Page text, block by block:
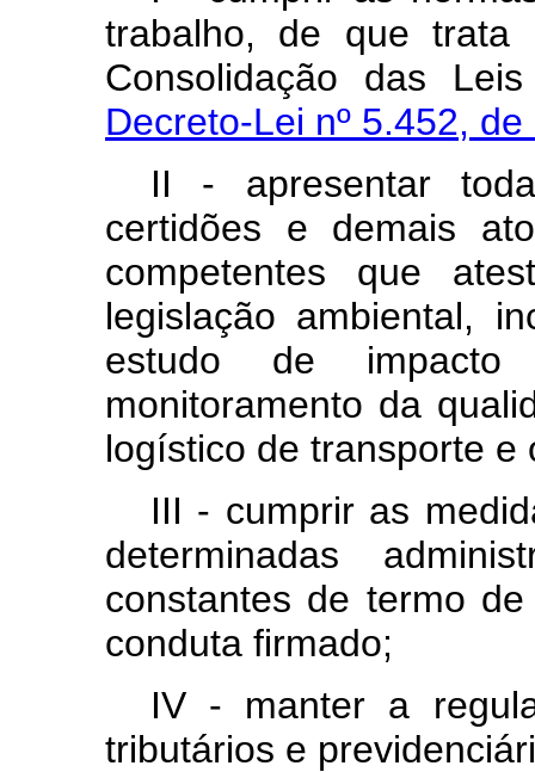
trabalho, de que
Consolidação das
Decreto-Lei nº 5.452,
II - apresentar
certidões e demais
competentes que
legislação ambiental,
estudo de
monitoramento da
logístico de transporte e
III - cumprir as
determinadas
constantes de termo
conduta firmado;
IV - manter a
tributários e